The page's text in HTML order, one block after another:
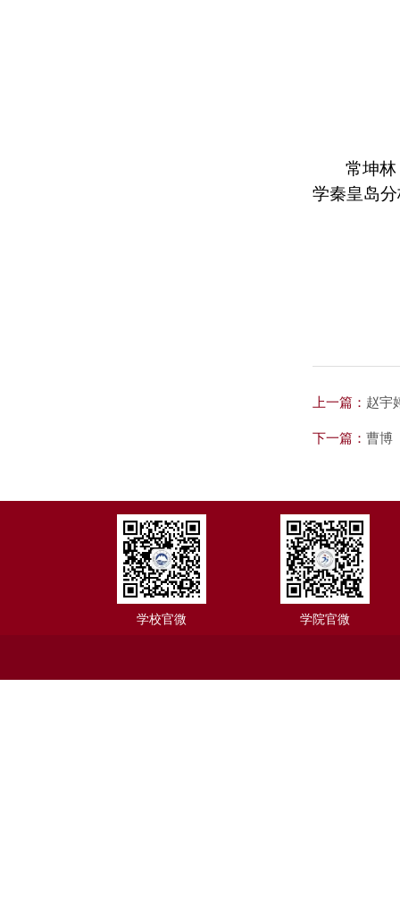
常坤
学秦皇岛
上一篇： 赵宇
下一篇： 曹博
学校官微 学院官微